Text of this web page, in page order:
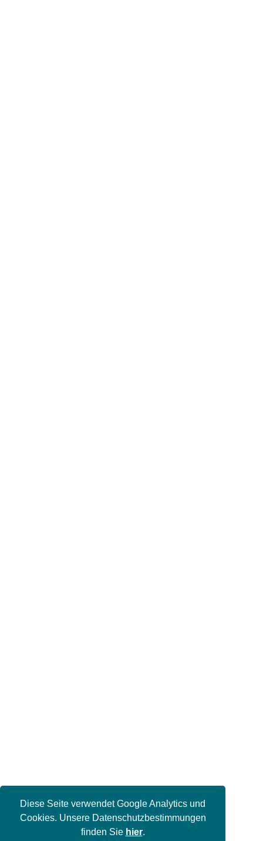
Diese Seite verwendet Google Analytics und
Cookies. Unsere Datenschutzbestimmungen
finden Sie hier.